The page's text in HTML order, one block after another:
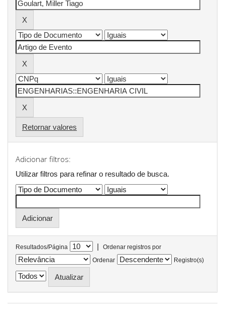
Retornar valores
Adicionar filtros:
Utilizar filtros para refinar o resultado de busca.
Resultados/Página |
Ordenar registros por
Ordenar
Registro(s)